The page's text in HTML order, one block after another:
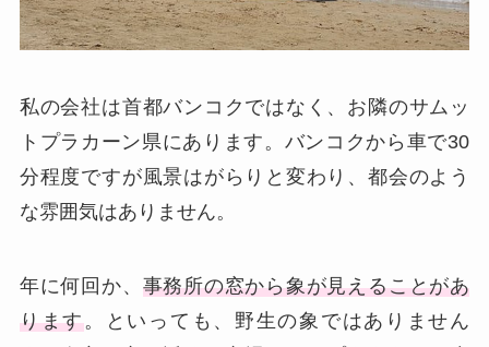
私の会社は首都バンコクではなく、お隣のサムッ
トプラカーン県にあります。バンコクから車で30
分程度ですが風景はがらりと変わり、都会のよう
な雰囲気はありません。
年に何回か、 事務所の窓から象が見えることがあ
ります。といっても、野生の象ではありません